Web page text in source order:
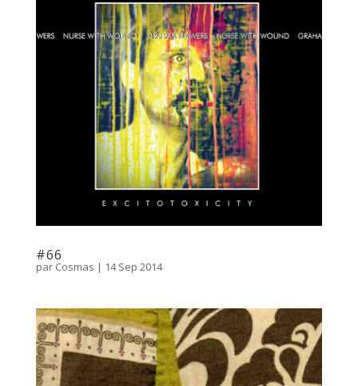
#66
par Cosmas | 14 Sep 2014